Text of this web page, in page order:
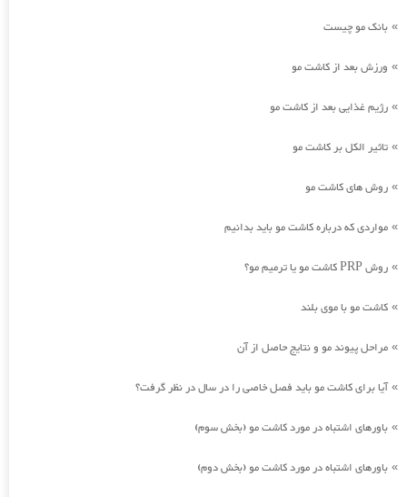
» بانک مو چیست
» ورزش بعد از کاشت مو
» رژیم غذایی بعد از کاشت مو
» تاثیر الکل بر کاشت مو
» روش های کاشت مو
» مواردی که درباره کاشت مو باید بدانیم
» روش PRP کاشت مو یا ترمیم مو؟
» کاشت مو با موی بلند
» مراحل پیوند مو و نتایج حاصل از آن
»آیا برای کاشت مو باید فصل خاصی را در سال در نظر گرفت؟
» باورهای اشتباه در مورد کاشت مو (بخش سوم)
» باورهای اشتباه در مورد کاشت مو (بخش دوم)